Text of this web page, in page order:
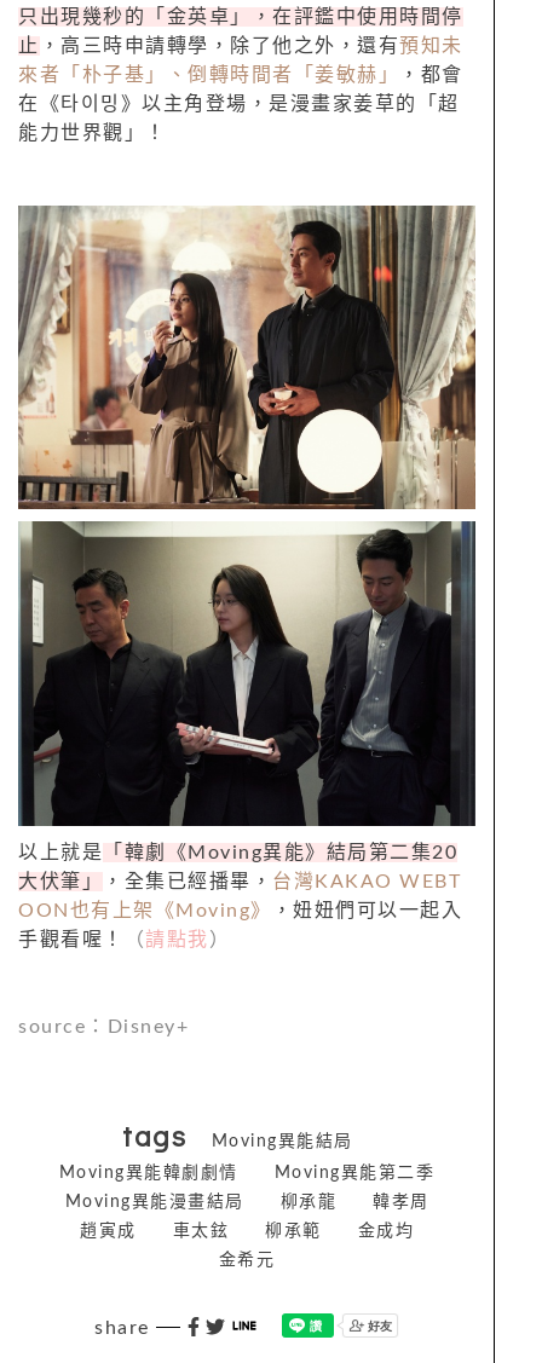
只出現幾秒的「金英卓」，在評鑑中使用時間停
止 ，高三時申請轉學，除了他之外，還有預知未
來者「朴子基」、倒轉時間者「姜敏赫」
，都會
在《타이밍》以主角登場，是漫畫家姜草的「超
能力世界觀」！
以上就是 「韓劇《 Moving異能》結局第二集20
大伏筆」
，全集已經播畢， 台灣 KAKAO WEBT
OON 也有上架《 Moving》
，妞妞們可以一起入
手觀看喔！
（ 請點我 ）
source ： Disney+
tags
Moving異能結局
Moving異能韓劇劇情
Moving異能第二季
Moving異能漫畫結局
柳承龍
韓孝周
趙寅成
車太鉉 柳承範
金成均
金希元
share